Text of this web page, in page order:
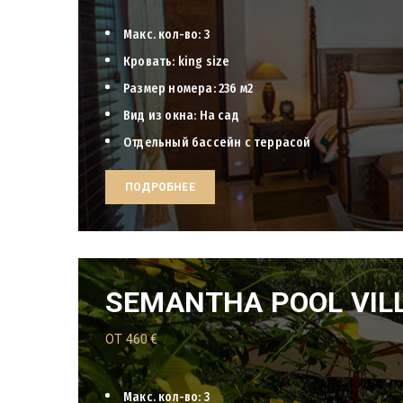
Макс. кол-во: 3
Кровать: king size
Размер номера: 236 м2
Вид из окна: На сад
Отдельный бассейн с террасой
ПОДРОБНЕЕ
SEMANTHA POOL
ОТ 460€
Макс. кол-во: 3